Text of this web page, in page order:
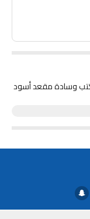
وسادة مقعد أسود